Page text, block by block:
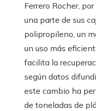
Ferrero Rocher,
una parte de sus
polipropileno, un
un uso más
facilita la
según datos
este cambio ha
de toneladas de